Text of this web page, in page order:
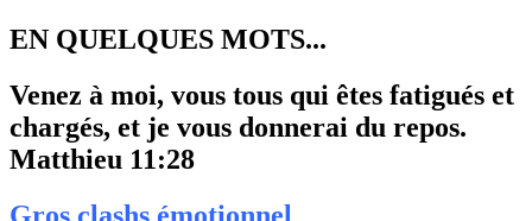
EN QUELQUES MOTS...
Venez à moi, vous tous qui êtes fatigués et
chargés, et je vous donnerai du repos.
Matthieu 11:28
Gros clashs émotionnel